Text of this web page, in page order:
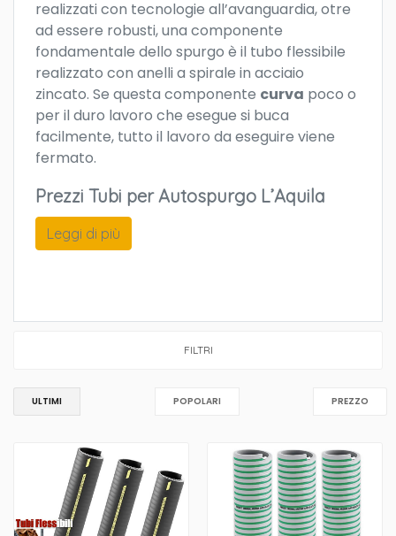
realizzati con tecnologie all’avanguardia, otre
ad essere robusti, una componente
fondamentale dello spurgo è il tubo flessibile
realizzato con anelli a spirale in acciaio
zincato. Se questa componente curva poco o
per il duro lavoro che esegue si buca
facilmente, tutto il lavoro da eseguire viene
fermato.
Prezzi Tubi per Autospurgo L’Aquila
Leggi di più
FILTRI
ULTIMI POPOLARI PREZZO